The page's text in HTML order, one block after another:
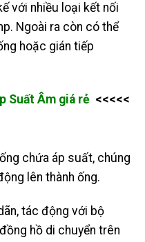
với nhiều loại kết nối
Ngoài ra còn có thể
hoặc gián tiếp
Suất Âmgiá rẻ <<<<<
chứa áp suất, chúng
lên thành ống.
tác động với bộ
hồ di chuyển trên